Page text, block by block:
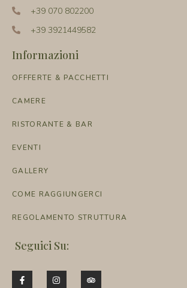
+39 070 802200
+39 3921449582
Informazioni
OFFFERTE & PACCHETTI
CAMERE
RISTORANTE & BAR
EVENTI
GALLERY
COME RAGGIUNGERCI
REGOLAMENTO STRUTTURA
Seguici Su: